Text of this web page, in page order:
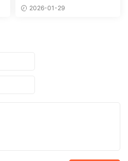
+，10天后稳定300+，0门槛
2026-01-29